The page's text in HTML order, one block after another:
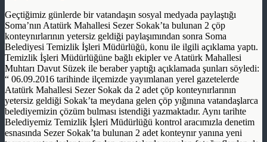
Geçtiğimiz günlerde bir vatandaşın sosyal medyada paylaştığı
Soma’nın Atatürk Mahallesi Sezer Sokak’ta bulunan 2 çöp
konteynırlarının yetersiz geldiği paylaşımından sonra Soma
Belediyesi Temizlik İşleri Müdürlüğü, konu ile ilgili açıklama yaptı.
Temizlik İşleri Müdürlüğüne bağlı ekipler ve Atatürk Mahallesi
Muhtarı Davut Süzek ile beraber yaptığı açıklamada şunları söyledi:
“ 06.09.2016 tarihinde ilçemizde yayımlanan yerel gazetelerde
Atatürk Mahallesi Sezer Sokak da 2 adet çöp konteynırlarının
yetersiz geldiği Sokak’ta meydana gelen çöp yığınına vatandaşlarca
belediyemizin çözüm bulması istendiği yazmaktadır. Aynı tarihte
Belediyemiz Temizlik İşleri Müdürlüğü kontrol aracımızla denetim
esnasında Sezer Sokak’ta bulunan 2 adet konteynır yanına yeni